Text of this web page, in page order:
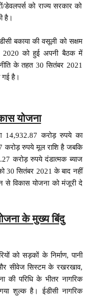
डेवलपर्स को राज्य सरकार को
है।
बकाया की वसूली को सक्षम
को हुई अपनी बैठक में
नीति के तहत 30 सितंबर 2021
है।
योजना
14,932.87 करोड़ रुपये का
करोड़ रुपये मूल राशि है जबकि
करोड़ रुपये दंडात्मक ब्याज
30 सितंबर 2021 के बाद नहीं
से विकास योजना को मंजूरी दे
के मुख्य बिंदु
को सड़कों के निर्माण, पानी
और सीवेज सिस्टम के रखरखाव,
की परिधि के भीतर नागरिक
शुल्क है। ईडीसी नागरिक